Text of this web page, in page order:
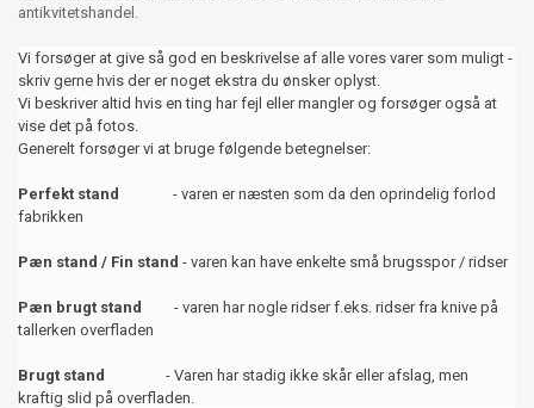
antikvitetshandel.
Vi forsøger at give så god en beskrivelse af alle vores varer som muligt -
skriv gerne hvis der er noget ekstra du ønsker oplyst.
Vi beskriver altid hvis en ting har fejl eller mangler og forsøger også at
vise det på fotos.
Generelt forsøger vi at bruge følgende betegnelser:
Perfekt stand - varen er næsten som da den oprindelig forlod
fabrikken
Pæn stand / Fin stand - varen kan have enkelte små brugsspor / ridser
Pæn brugt stand
- varen har nogle ridser f.eks. ridser fra knive på
tallerken overfladen
Brugt stand
- Varen har stadig ikke skår eller afslag, men
kraftig slid på overfladen.